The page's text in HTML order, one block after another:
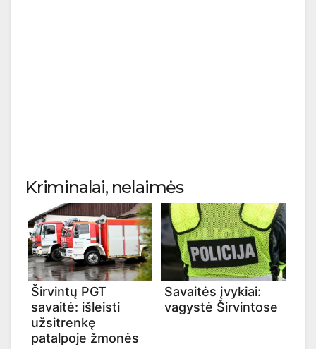
Kriminalai, nelaimės
Širvintų PGT
savaitė: išleisti
užsitrenkę
patalpoje žmonės
Savaitės įvykiai:
vagystė Širvintose